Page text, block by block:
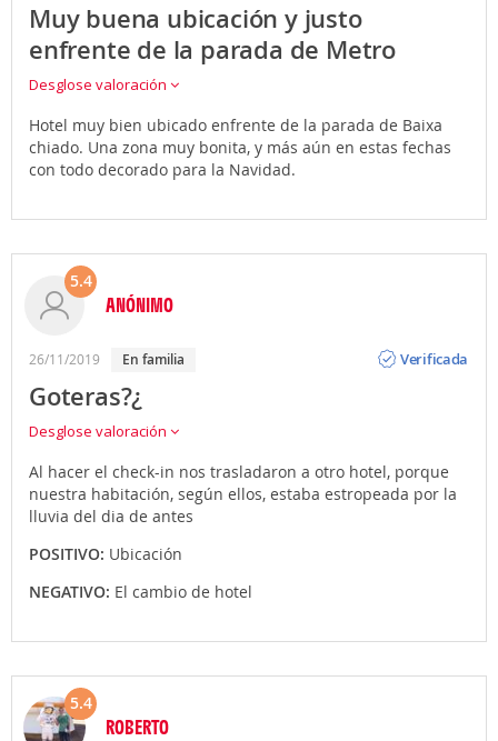
Muy buena ubicación y justo
enfrente de la parada de Metro
Desglose valoración
Hotel muy bien ubicado enfrente de la parada de Baixa
chiado. Una zona muy bonita, y más aún en estas fechas
con todo decorado para la Navidad.
5.4
ANÓNIMO
26/11/2019 en familia
Verificada
Goteras?¿
Desglose valoración
Al hacer el check-in nos trasladaron a otro hotel, porque
nuestra habitación, según ellos, estaba estropeada por la
lluvia del dia de antes
POSITIVO: Ubicación
NEGATIVO: El cambio de hotel
5.4
ROBERTO